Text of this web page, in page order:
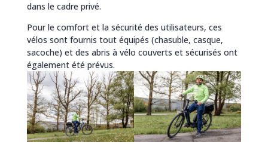
dans le cadre privé.
Pour le comfort et la sécurité des utilisateurs, ces
vélos sont fournis tout équipés (chasuble, casque,
sacoche) et des abris à vélo couverts et sécurisés ont
également été prévus.